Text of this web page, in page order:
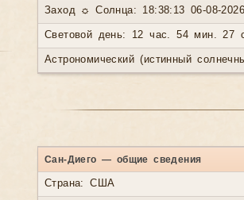
Заход ☼ Солнца: 18:38:13 06-08-2026
Световой день: 12 час. 54 мин. 27
Астрономический (истинный
Сан-Диего — общие сведения
Страна: США